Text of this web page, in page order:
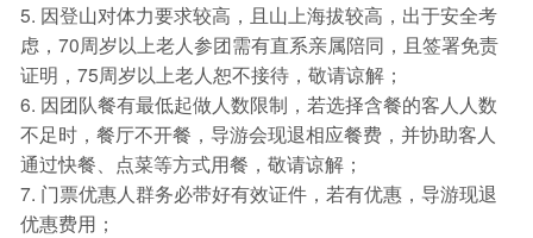
5. 因登山对体力要求较高，且山上海拔较高，出于安全考
虑，70周岁以上老人参团需有直系亲属陪同，且签署免责
证明，75周岁以上老人恕不接待，敬请谅解；
6. 因团队餐有最低起做人数限制，若选择含餐的客人人数
不足时，餐厅不开餐，导游会现退相应餐费，并协助客人
通过快餐、点菜等方式用餐，敬请谅解；
7. 门票优惠人群务必带好有效证件，若有优惠，导游现退
优惠费用；